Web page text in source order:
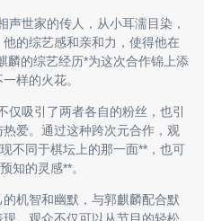
声世家的传人，从小耳濡目染，
的综艺感和亲和力，使得他在
麟的综艺经历*为这次合作锦上添
样的火花。
仅吸引了两者各自的粉丝，也引
爱。通过这种跨次元合作，观
不同于棋坛上的那一面**，也可
知的灵感**。
机智和幽默，与郭麒麟配合默